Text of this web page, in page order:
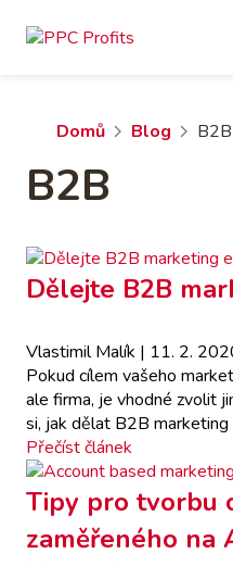
Drobečková
navigace
Domů Blog B2B
B2B
Dělejte B2B
Vlastimil Malík | 11. 2.
Pokud cílem vašeho
ale firma, je vhodné zvolit
si, jak dělat B2B marketing
Přečíst článek
Tipy pro tvorbu
zaměřeného na